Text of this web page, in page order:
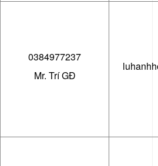
0384977237
Mr. Trí GĐ